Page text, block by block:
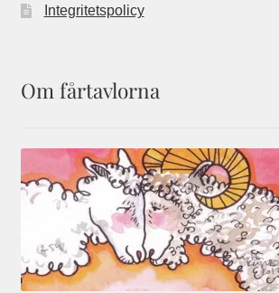
Integritetspolicy
Om fårtavlorna